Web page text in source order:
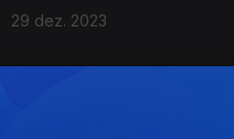
29 dez. 2023